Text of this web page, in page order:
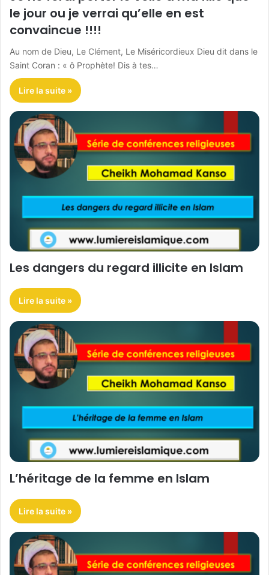
le jour ou je verrai qu’elle en est
convaincue !!!!
Au nom de Dieu, Le Clément, Le Miséricordieux Dieu dit dans le
Saint Coran : « ô Prophète! Dis à tes…
Lire la suite »
Les dangers du regard illicite en Islam
Lire la suite »
L’héritage de la femme en Islam
Lire la suite »